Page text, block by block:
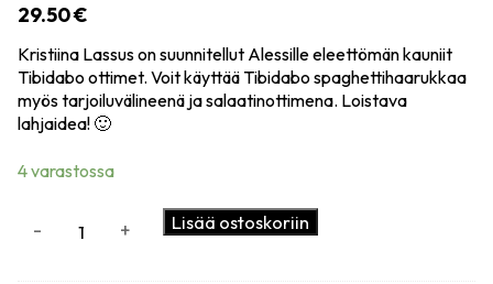
29.50€
Kristiina Lassus on suunnitellut Alessille eleettömän kauniit
Tibidabo ottimet. Voit käyttää Tibidabo spaghettihaarukkaa
myös tarjoiluvälineenä ja salaatinottimena. Loistava
lahjaidea! 🙂
4 varastossa
Tibidabo
- + Lisää ostoskoriin